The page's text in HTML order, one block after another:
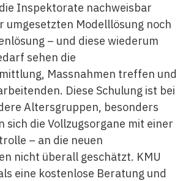
Inspektorate nachweisbar
umgesetzten Modelllösung noch
– und diese wiederum
sehen die
Massnahmen treffen und
Diese Schulung ist bei
Altersgruppen, besonders
die Vollzugsorgane mit einer
– an die neuen
nicht überall geschätzt. KMU
eine kostenlose Beratung und